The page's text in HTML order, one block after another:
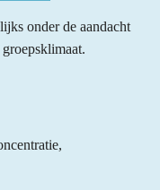
onder de aandacht